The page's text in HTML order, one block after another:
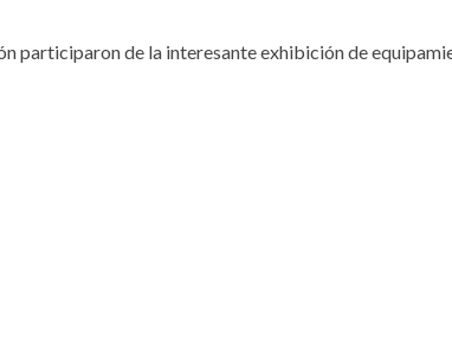
participaron de la interesante exhibición de